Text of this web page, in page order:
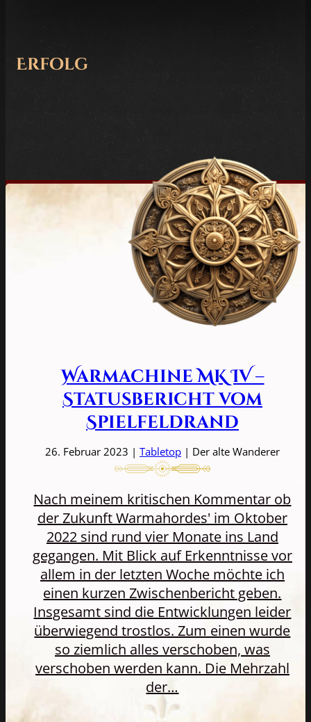
Erfolg
Warmachine MK IV –
Statusbericht vom
Spielfeldrand
26. Februar 2023 | Tabletop | Der alte Wanderer
Nach meinem kritischen Kommentar ob
der Zukunft Warmahordes' im Oktober
2022 sind rund vier Monate ins Land
gegangen. Mit Blick auf Erkenntnisse vor
allem in der letzten Woche möchte ich
einen kurzen Zwischenbericht geben.
Insgesamt sind die Entwicklungen leider
überwiegend trostlos. Zum einen wurde
so ziemlich alles verschoben, was
verschoben werden kann. Die Mehrzahl
der…